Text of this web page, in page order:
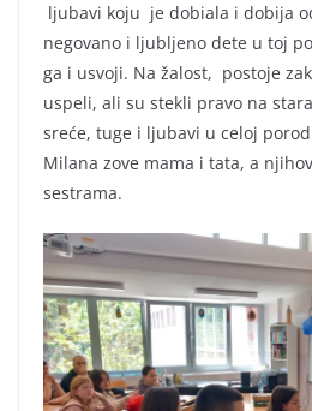
ljubavi koju je dobiala i dobija
negovano i ljubljeno dete u toj
ga i usvoji. Na žalost, postoje
uspeli, ali su stekli pravo na
sreće, tuge i ljubavi u celoj
Milana zove mama i tata, a
sestrama.